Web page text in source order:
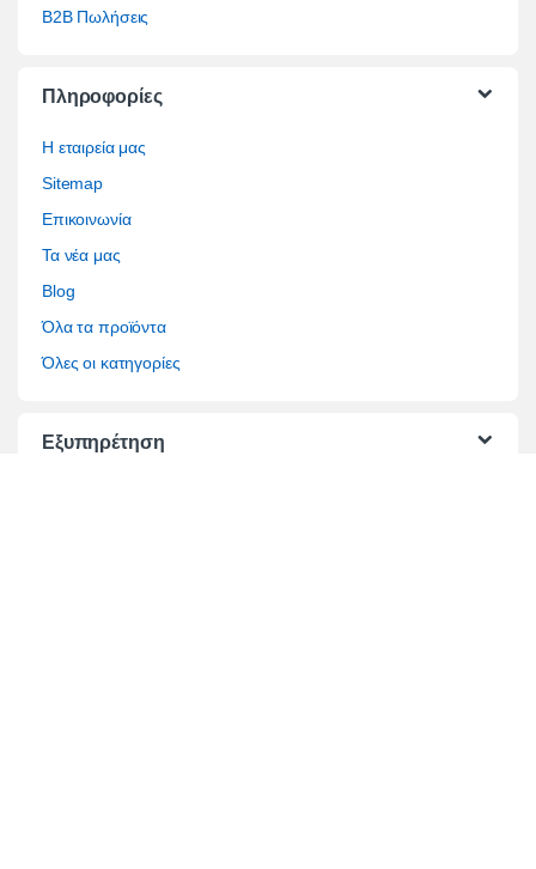
B2B Πωλήσεις
Πληροφορίες
Η εταιρεία μας
Sitemap
Επικοινωνία
Τα νέα μας
Blog
Όλα τα προϊόντα
Όλες οι κατηγορίες
Εξυπηρέτηση